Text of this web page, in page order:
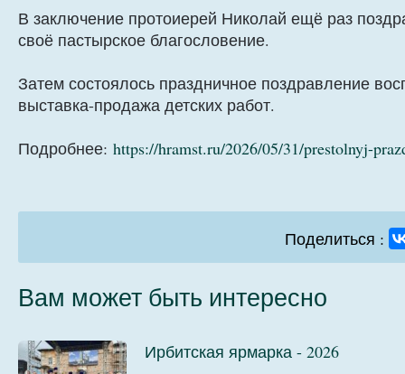
В заключение протоиерей Николай ещё раз
своё пастырское благословение.
Затем состоялось праздничное поздравление
выставка-продажа детских работ.
Подробнее: https://hramst.ru/2026/05/31/prestolnyj-
Поделиться :
Вам может быть интересно
Ирбитская ярмарка - 2026